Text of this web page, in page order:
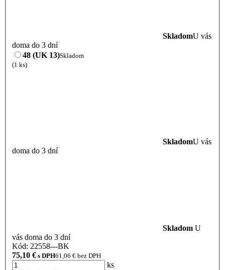
SkladomU vás
doma do 3 dní
48 (UK 13)Skladom
(1 ks)
SkladomU vás
doma do 3 dní
Skladom U
vás doma do 3 dní
Kód: 22558---BK
75,10 € s DPH61,06 € bez DPH
ks